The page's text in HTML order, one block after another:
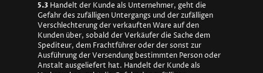
5.3 Handelt der Kunde als Unternehmer, geht die
Gefahr des zufälligen Untergangs und der zufälligen
Verschlechterung der verkauften Ware auf den
Kunden über, sobald der Verkäufer die Sache dem
Spediteur, dem Frachtführer oder der sonst zur
Ausführung der Versendung bestimmten Person oder
Anstalt ausgeliefert hat. Handelt der Kunde als